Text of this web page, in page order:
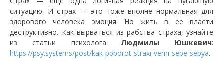
ситуацию. И страх — это тоже вполне нормальная для
здорового человека эмоция. Но жить в ее власти
деструктивно. Как вырваться из рабства страха, узнайте
из статьи психолога Людмилы Юшкевич:
https://psy.systems/post/kak-poborot-straxi-verni-sebe-sebya.